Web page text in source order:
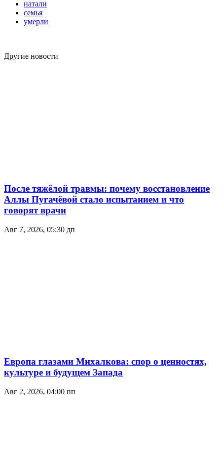
натали
семья
умерли
Другие новости
После тяжёлой травмы: почему восстановление
Аллы Пугачёвой стало испытанием и что
говорят врачи
Авг 7, 2026, 05:30 дп
Европа глазами Михалкова: спор о ценностях,
культуре и будущем Запада
Авг 2, 2026, 04:00 пп